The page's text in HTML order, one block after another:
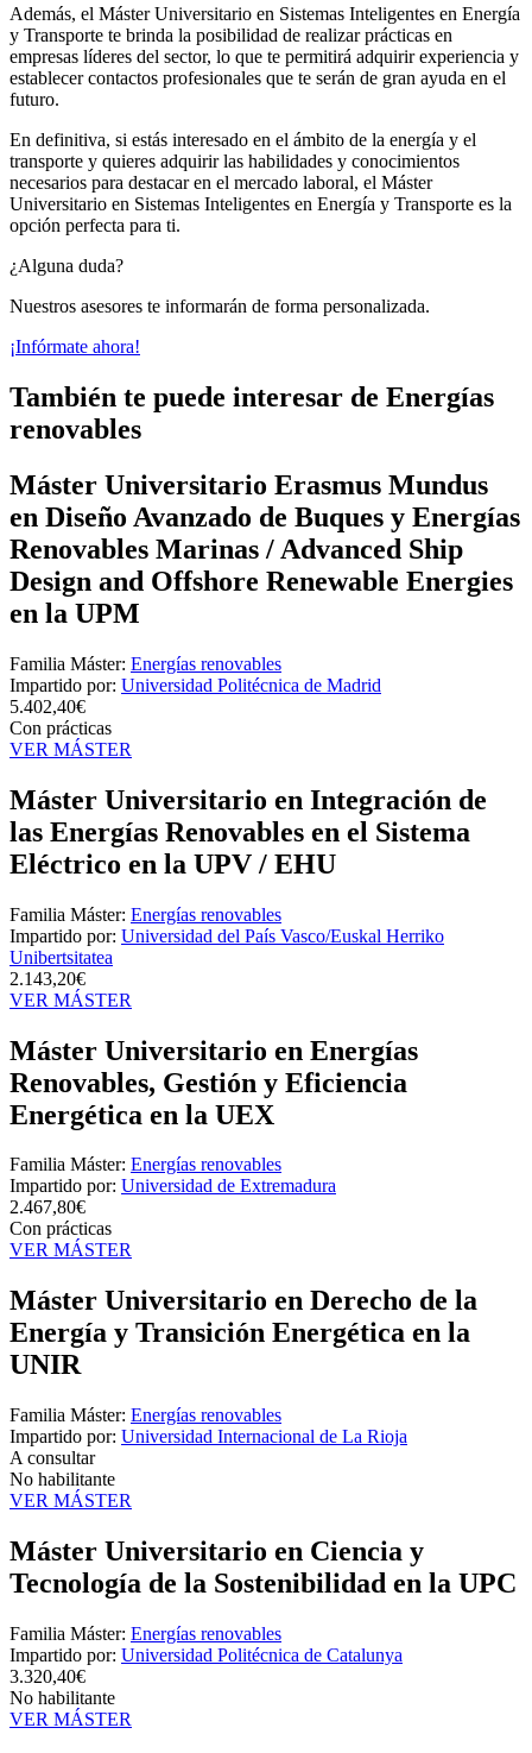
Además, el Máster Universitario en Sistemas Inteligentes en Energía
y Transporte te brinda la posibilidad de realizar prácticas en
empresas líderes del sector, lo que te permitirá adquirir experiencia y
establecer contactos profesionales que te serán de gran ayuda en el
futuro.
En definitiva, si estás interesado en el ámbito de la energía y el
transporte y quieres adquirir las habilidades y conocimientos
necesarios para destacar en el mercado laboral, el Máster
Universitario en Sistemas Inteligentes en Energía y Transporte es la
opción perfecta para ti.
¿Alguna duda?
Nuestros asesores te informarán de forma personalizada.
¡Infórmate ahora!
También te puede interesar de Energías
renovables
Máster Universitario Erasmus Mundus
en Diseño Avanzado de Buques y Energías
Renovables Marinas / Advanced Ship
Design and Offshore Renewable Energies
en la UPM
Familia Máster: Energías renovables
Impartido por: Universidad Politécnica de Madrid
5.402,40€
Con prácticas
VER MÁSTER
Máster Universitario en Integración de
las Energías Renovables en el Sistema
Eléctrico en la UPV / EHU
Familia Máster: Energías renovables
Impartido por: Universidad del País Vasco/Euskal Herriko
Unibertsitatea
2.143,20€
VER MÁSTER
Máster Universitario en Energías
Renovables, Gestión y Eficiencia
Energética en la UEX
Familia Máster: Energías renovables
Impartido por: Universidad de Extremadura
2.467,80€
Con prácticas
VER MÁSTER
Máster Universitario en Derecho de la
Energía y Transición Energética en la
UNIR
Familia Máster: Energías renovables
Impartido por: Universidad Internacional de La Rioja
A consultar
No habilitante
VER MÁSTER
Máster Universitario en Ciencia y
Tecnología de la Sostenibilidad en la UPC
Familia Máster: Energías renovables
Impartido por: Universidad Politécnica de Catalunya
3.320,40€
No habilitante
VER MÁSTER